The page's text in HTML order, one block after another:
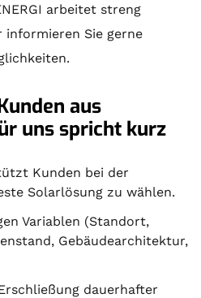
arbeitet streng
informieren Sie gerne
aus
uns spricht kurz
Kunden bei der
Solarlösung zu wählen.
Variablen (Standort,
Gebäudearchitektur,
dauerhafter